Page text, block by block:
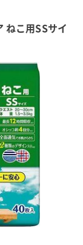
こ用SSサイ